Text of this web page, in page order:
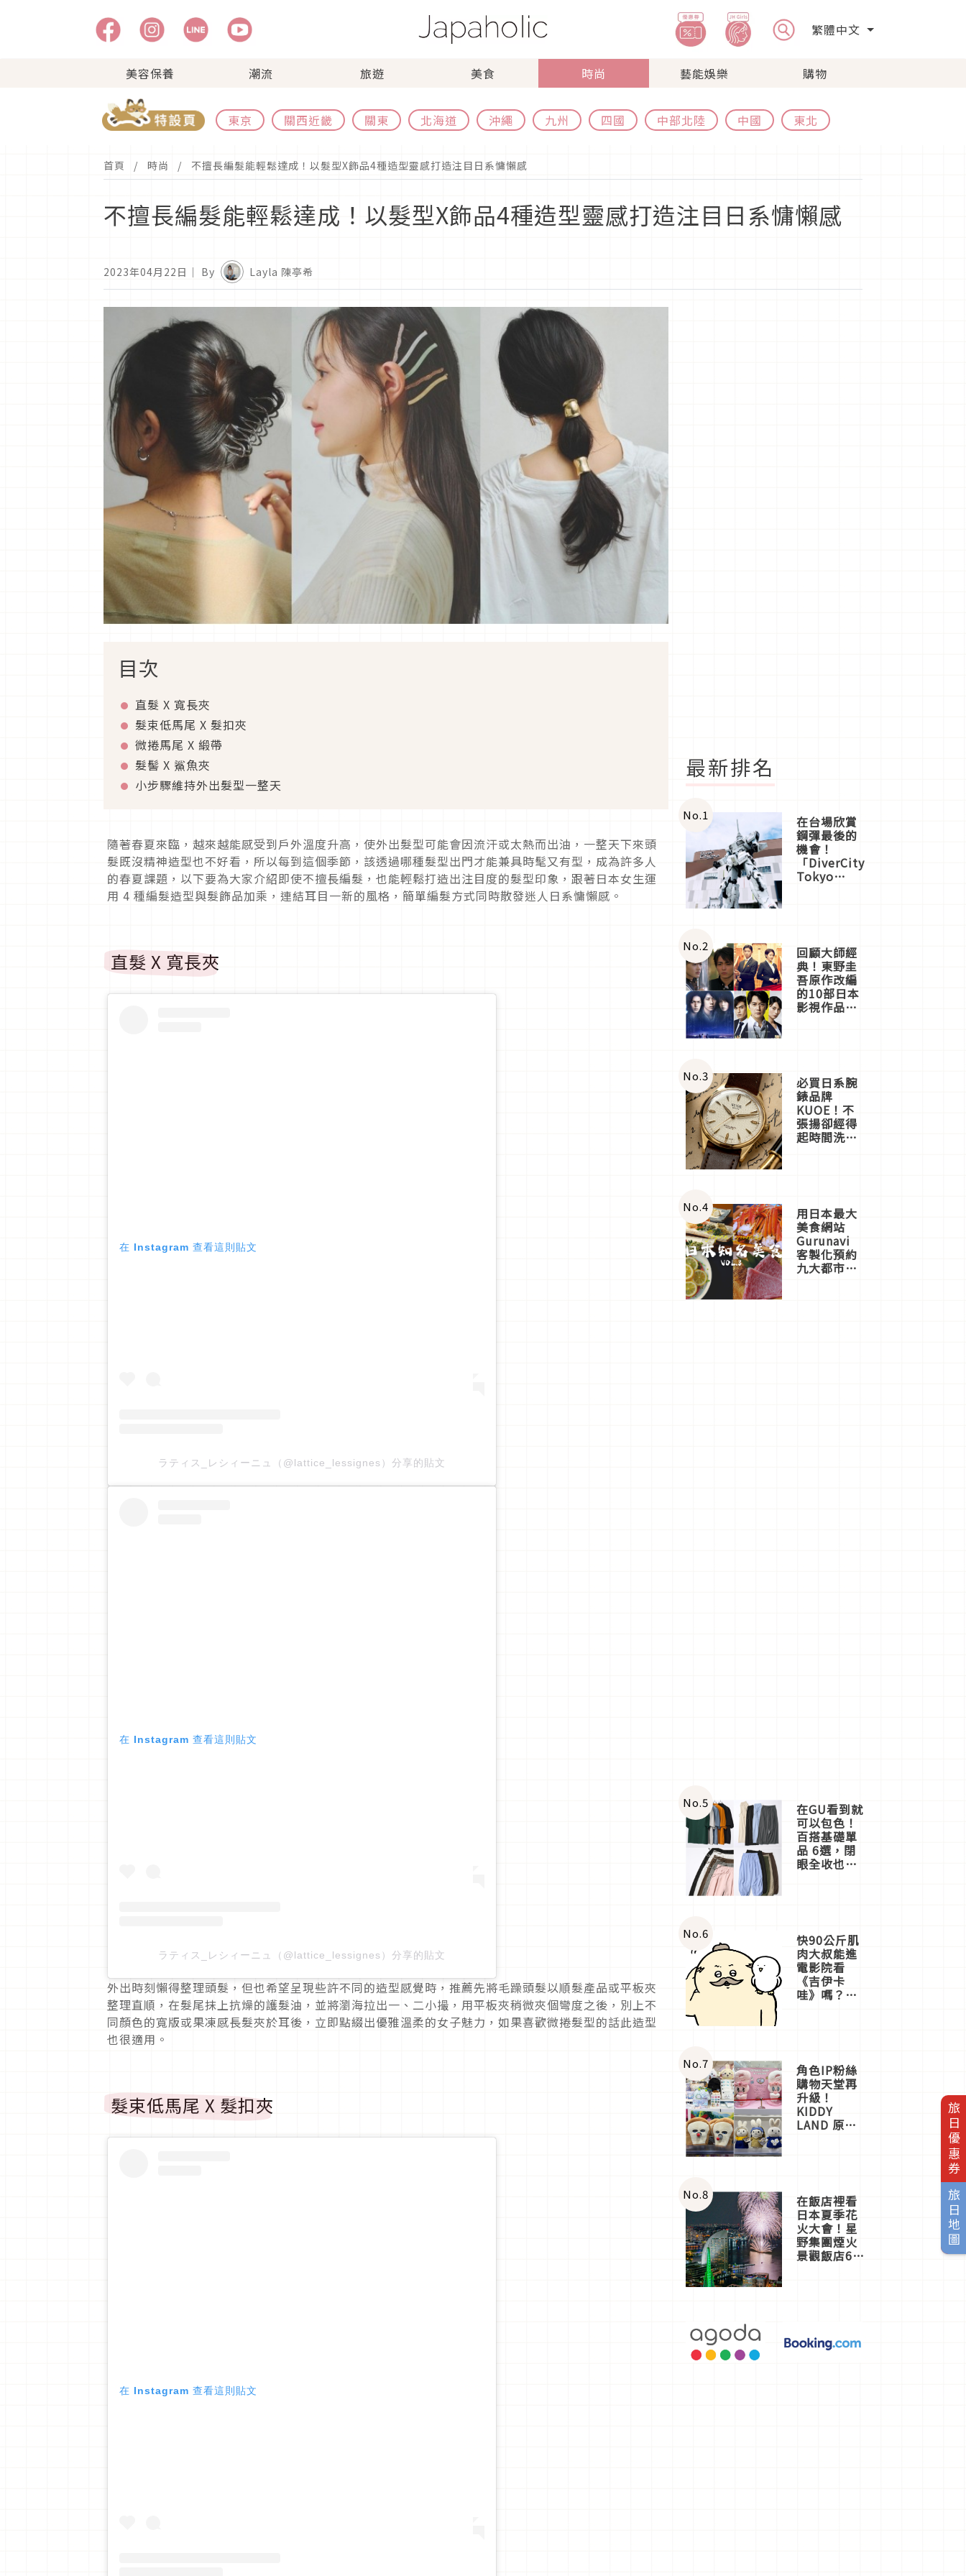
繁體中文
美容保養 潮流 旅遊 美食 時尚 藝能娛樂 購物
東京 關西近畿 關東 北海道 沖繩 九州 四國 中部北陸 中國 東北
旅日優惠券
旅日地圖
首頁 時尚 不擅長編髮能輕鬆達成！以髮型X飾品4種造型靈感打造注目日系慵懶感
不擅長編髮能輕鬆達成！以髮型X飾品4種造型靈感打造注目日系慵懶感
2023年04月22日 ｜ By Layla 陳亭希
目次
直髮 X 寬長夾
髮束低馬尾 X 髮扣夾
微捲馬尾 X 緞帶
髮髻 X 鯊魚夾
小步驟維持外出髮型一整天
隨著春夏來臨，越來越能感受到戶外溫度升高，使外出髮型可能會因流汗或太熱而出油，一整天下來頭
髮既沒精神造型也不好看，所以每到這個季節，該透過哪種髮型出門才能兼具時髦又有型，成為許多人
的春夏課題，以下要為大家介紹即使不擅長編髮，也能輕鬆打造出注目度的髮型印象，跟著日本女生運
用 4 種編髮造型與髮飾品加乘，連結耳目一新的風格，簡單編髮方式同時散發迷人日系慵懶感。
直髮 X 寬長夾
在 Instagram 查看這則貼文
ラティス_レシィーニュ（@lattice_lessignes）分享的貼文
在 Instagram 查看這則貼文
ラティス_レシィーニュ（@lattice_lessignes）分享的貼文
外出時刻懶得整理頭髮，但也希望呈現些許不同的造型感覺時，推薦先將毛躁頭髮以順髮產品或平板夾
整理直順，在髮尾抹上抗燥的護髮油，並將瀏海拉出一、二小撮，用平板夾稍微夾個彎度之後，別上不
同顏色的寬版或果凍感長髮夾於耳後，立即點綴出優雅溫柔的女子魅力，如果喜歡微捲髮型的話此造型
也很適用。
髮束低馬尾 X 髮扣夾
在 Instagram 查看這則貼文
最新排名
No.1 在台場欣賞
鋼彈最後的
機會！
「DiverCity
Tokyo
體驗
No.2 回顧大師經
典！東野圭
吾原作改編
的10部日本
影視作品推
No.3 必買日系腕
錶品牌
KUOE！不
張揚卻經得
起時間洗鍊
No.4 用日本最大
美食網站
Gurunavi
客製化預約
九大都市餐
No.5 在GU看到就
可以包色！
百搭基礎單
品 6選，閉
眼全收也不
No.6 快90公斤肌
肉大叔能進
電影院看
《吉伊卡
哇》嗎？日
一同給出了
答案
No.7 角色IP粉絲
購物天堂再
升級！
KIDDY
LAND 原宿
店3分即達
No.8 在飯店裡看
日本夏季花
火大會！星
野集團煙火
景觀飯店6